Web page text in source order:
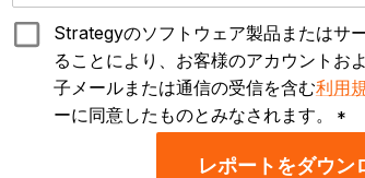
Strategyのソフトウェア製品またはサ
ることにより、お客様のアカウントお
子メールまたは通信の受信を含む利用
ーに同意したものとみなされます。
*
レポートをダウン